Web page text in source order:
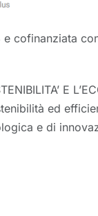
cofinanziata
E
ed
e di